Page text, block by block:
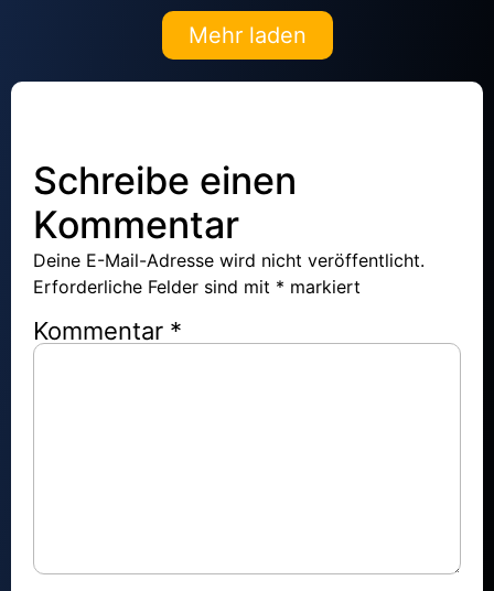
Mehr laden
Schreibe einen
Kommentar
Deine E-Mail-Adresse wird nicht veröffentlicht.
Erforderliche Felder sind mit * markiert
Kommentar *